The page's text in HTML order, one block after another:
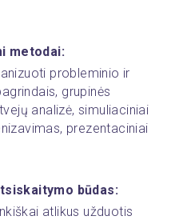
metodai:
probleminio ir
grupinės
analizė, simuliaciniai
prezentaciniai
būdas:
atlikus užduotis